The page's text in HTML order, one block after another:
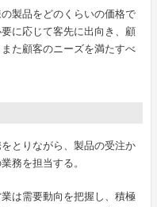
製品をどのくらいの価格で
に応じて客先に出向き、顧
た顧客のニーズを満たすべ
とりながら、製品の受注か
務を担当する。
は需要動向を把握し、積極